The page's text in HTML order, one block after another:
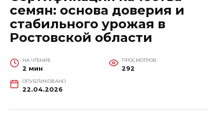
семян: основа доверия и
стабильного урожая в
Ростовской области
НА ЧТЕНИЕ
2 мин
ПРОСМОТРОВ
292
ОПУБЛИКОВАНО
22.04.2026